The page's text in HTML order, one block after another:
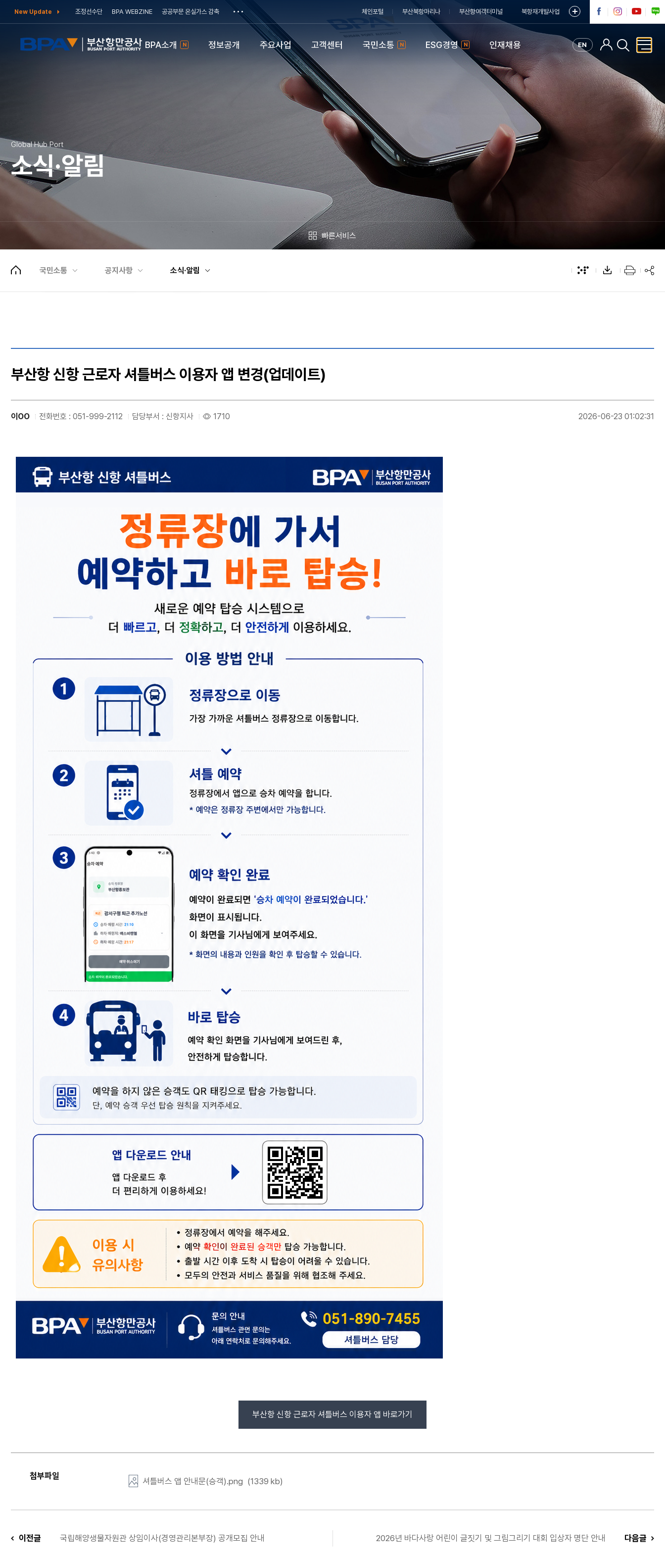
New Update 조정선수단 BPA WEBZINE 공공부문 온실가스 감축 체인포털 부산북항마리나 부산항여객터미널 북항재개발사업
BPA소개 N 정보공개 주요사업 고객센터 국민소통 N ESG경영 N 인재채용 EN
Global Hub Port
소식·알림
빠른서비스
BPA Smart Service
조직도 부두출입증발급 북항재개발 항만시설사용신청 간행물 경영공시
빠른메뉴설정
국민소통
BPA소개
주요사업
인재채용
공지사항
공지사항
홍보동영상
항만안내선 신청
소식·알림
팝업존
부산항 신항 근로자 셔틀버스 이용자 앱 변경(업데이트)
이OO 전화번호 : 051-999-2112 담당부서 : 신항지사 1710 2026-06-23 01:02:31
부산항 신항 근로자 셔틀버스 이용자 앱 바로가기
첨부파일
셔틀버스 앱 안내문(승객).png (1339 kb)
이전글 국립해양생물자원관 상임이사(경영관리본부장) 공개모집 안내 2026년 바다사랑 어린이 글짓기 및 그림그리기 대회 입상자 명단 안내 다음글